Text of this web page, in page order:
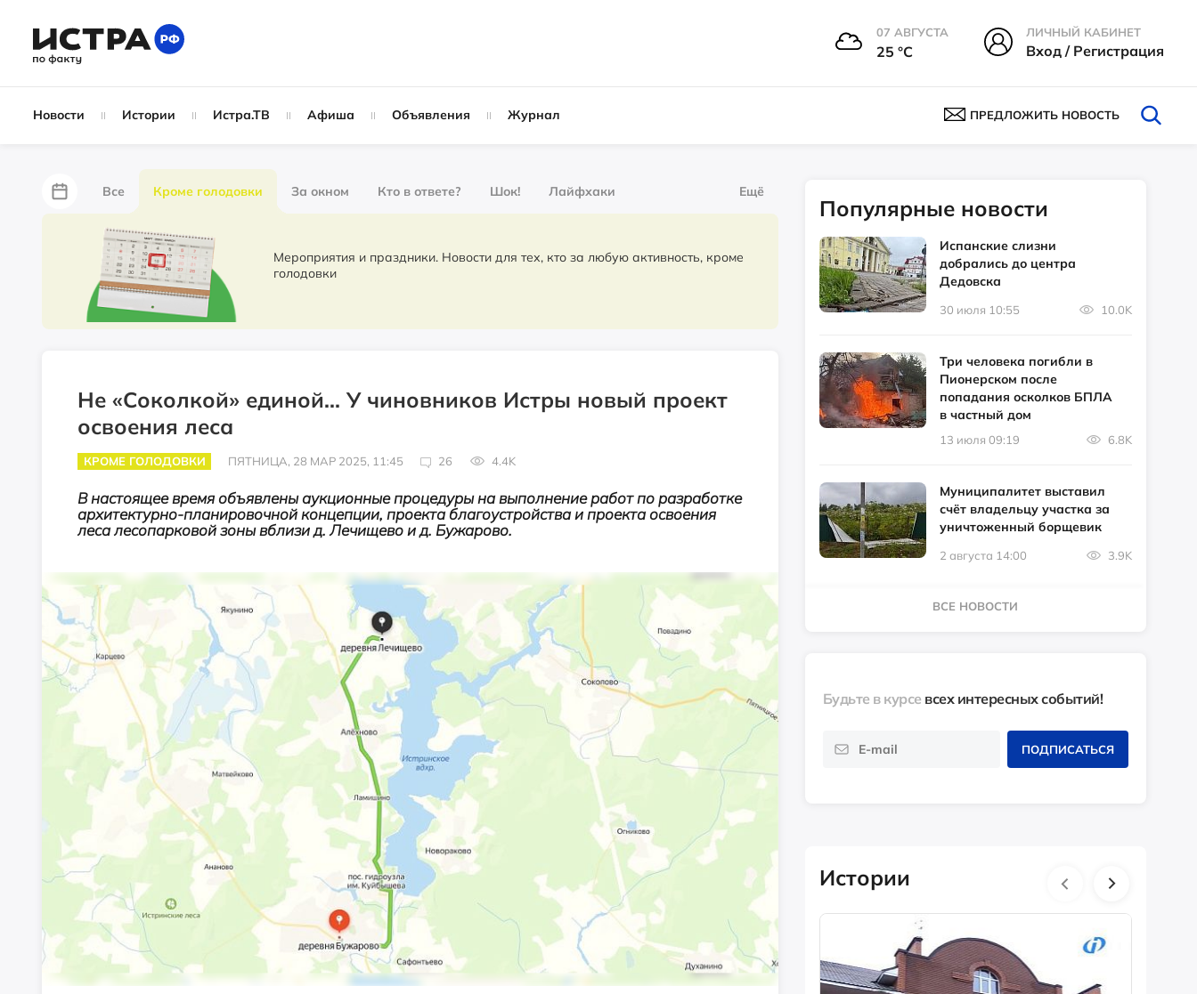
07 АВГУСТА
25 °С
ЛИЧНЫЙ КАБИНЕТ
Вход / Регистрация
Новости Истории Истра.ТВ Афиша Объявления Журнал ПРЕДЛОЖИТЬ НОВОСТЬ
Все Кроме голодовки За окном Кто в ответе? Шок! Лайфхаки
За забором Не по лжи!
Партнёрский материал Народные новости
Ещё
Мероприятия и праздники. Новости для тех, кто за любую активность, кроме
голодовки
Не «Соколкой» единой... У чиновников Истры новый проект
освоения леса
КРОМЕ ГОЛОДОВКИ ПЯТНИЦА, 28 МАР 2025, 11:45 26 4.4K
В настоящее время объявлены аукционные процедуры на выполнение работ по разработке
архитектурно-планировочной концепции, проекта благоустройства и проекта освоения
леса лесопарковой зоны вблизи д. Лечищево и д. Бужарово.
Популярные новости
Испанские слизни
добрались до центра
Дедовска
30 июля 10:55 10.0K
Три человека погибли в
Пионерском после
попадания осколков БПЛА
в частный дом
13 июля 09:19 6.8K
Муниципалитет выставил
счёт владельцу участка за
уничтоженный борщевик
2 августа 14:00 3.9K
ВСЕ НОВОСТИ
Будьте в курсе всех интересных событий!
ПОДПИСАТЬСЯ
Истории